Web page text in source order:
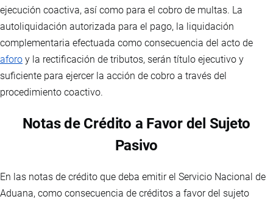
ejecución coactiva, así como para el cobro de multas. La
autoliquidación autorizada para el pago, la liquidación
complementaria efectuada como consecuencia del acto de
aforo y la rectificación de tributos, serán título ejecutivo y
suficiente para ejercer la acción de cobro a través del
procedimiento coactivo.
Notas de Crédito a Favor del Sujeto
Pasivo
En las notas de crédito que deba emitir el Servicio Nacional de
Aduana, como consecuencia de créditos a favor del sujeto